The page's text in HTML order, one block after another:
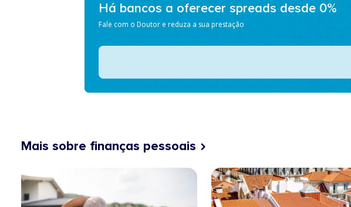
Há bancos a oferecer spreads desde 0%
Fale com o Doutor e reduza a sua prestação
Mais sobre finanças pessoais